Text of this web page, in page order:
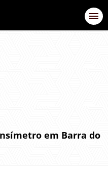
em Barra do